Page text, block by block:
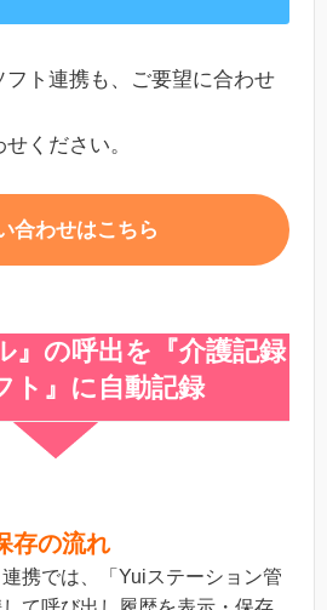
ト連携も、ご要望に合わせ
ください。
合わせはこちら
』の呼出を『介護記録
ト』に自動記録
存の流れ
携では、「Yuiステーション管